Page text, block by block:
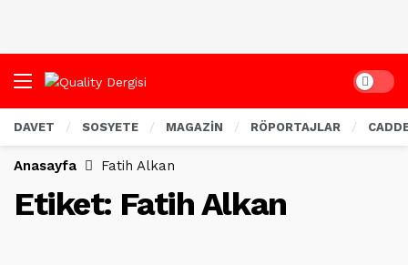
Dark
DAVET SOSYETE MAGAZİN RÖPORTAJLAR
Anasayfa Fatih Alkan
Etiket: Fatih Alkan